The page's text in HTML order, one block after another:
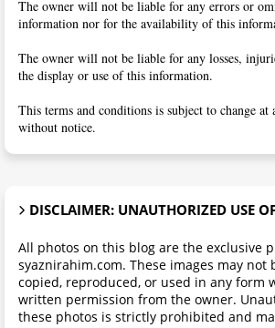
The owner will not be liable for any errors or
information nor for the availability of this
The owner will not be liable for any losses,
the display or use of this information.
This terms and conditions is subject to change
without notice.
DISCLAIMER: UNAUTHORIZED USE
All photos on this blog are the exclusive
syaznirahim.com. These images may not
copied, reproduced, or used in any form
written permission from the owner.
these photos is strictly prohibited and